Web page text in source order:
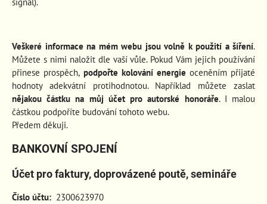
signál).
Veškeré informace na mém webu jsou volně k použití a šíření.
Můžete s nimi naložit dle vaší vůle. Pokud Vám jejich používání
přinese prospěch, podpořte kolování energie oceněním přijaté
hodnoty adekvátní protihodnotou. Například můžete zaslat
nějakou částku na můj účet pro autorské honoráře. I malou
částkou podpoříte budování tohoto webu.
Předem děkuji.
BANKOVNÍ SPOJENÍ
Účet pro faktury, doprovázené poutě, semináře
Číslo účtu: 2300623970